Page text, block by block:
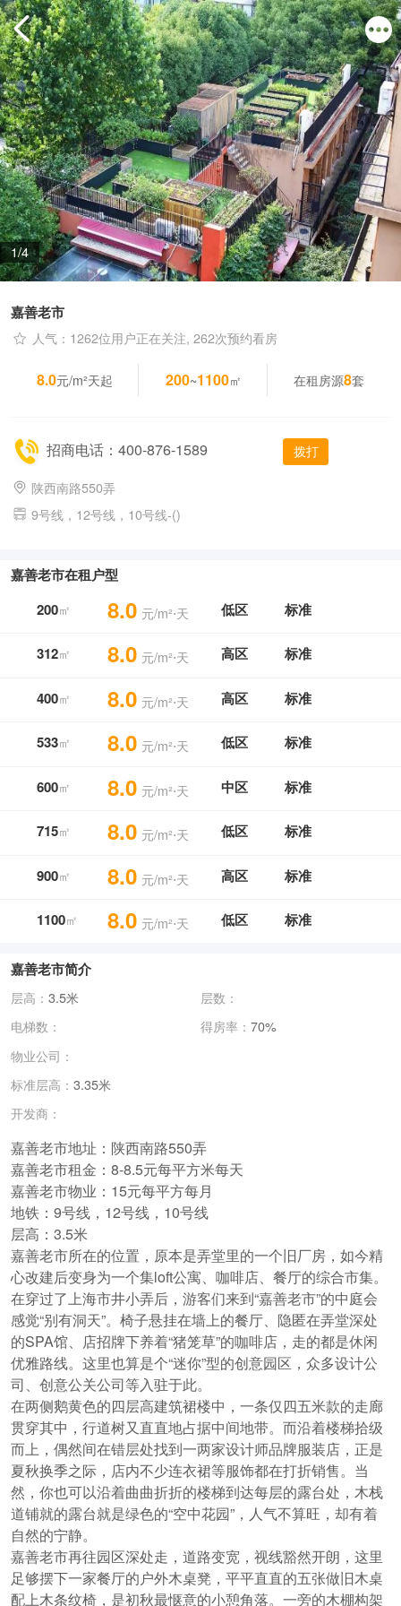
1/4
嘉善老市
人气：1262位用户正在关注, 262次预约看房
8.0元/m²天起 200~1100㎡ 在租房源8套
招商电话：400-876-1589 拨打
陕西南路550弄
9号线，12号线，10号线-()
嘉善老市在租户型
200㎡ 8.0 元/m²⋅天 低区 标准
312㎡ 8.0 元/m²⋅天 高区 标准
400㎡ 8.0 元/m²⋅天 高区 标准
533㎡ 8.0 元/m²⋅天 低区 标准
600㎡ 8.0 元/m²⋅天 中区 标准
715㎡ 8.0 元/m²⋅天 低区 标准
900㎡ 8.0 元/m²⋅天 高区 标准
1100㎡ 8.0 元/m²⋅天 低区 标准
嘉善老市简介
层高： 3.5米
层数：
电梯数：
得房率： 70%
物业公司：
标准层高： 3.35米
开发商：
嘉善老市地址：陕西南路550弄
嘉善老市租金：8-8.5元每平方米每天
嘉善老市物业：15元每平方每月
地铁：9号线，12号线，10号线
层高：3.5米
嘉善老市所在的位置，原本是弄堂里的一个旧厂房，如今精
心改建后变身为一个集loft公寓、咖啡店、餐厅的综合市集。
在穿过了上海市井小弄后，游客们来到“嘉善老市”的中庭会
感觉“别有洞天”。椅子悬挂在墙上的餐厅、隐匿在弄堂深处
的SPA馆、店招牌下养着“猪笼草”的咖啡店，走的都是休闲
优雅路线。这里也算是个“迷你”型的创意园区，众多设计公
司、创意公关公司等入驻于此。
在两侧鹅黄色的四层高建筑裙楼中，一条仅四五米款的走廊
贯穿其中，行道树又直直地占据中间地带。而沿着楼梯拾级
而上，偶然间在错层处找到一两家设计师品牌服装店，正是
夏秋换季之际，店内不少连衣裙等服饰都在打折销售。当
然，你也可以沿着曲曲折折的楼梯到达每层的露台处，木栈
道铺就的露台就是绿色的“空中花园”，人气不算旺，却有着
自然的宁静。
嘉善老市再往园区深处走，道路变宽，视线豁然开朗，这里
足够摆下一家餐厅的户外木桌凳，平平直直的五张做旧木桌
配上木条纹椅，是初秋最惬意的小憩角落。一旁的木棚构架